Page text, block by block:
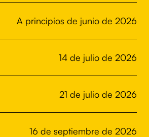
A principios de junio de 2026
14 de julio de 2026
21 de julio de 2026
16 de septiembre de 2026